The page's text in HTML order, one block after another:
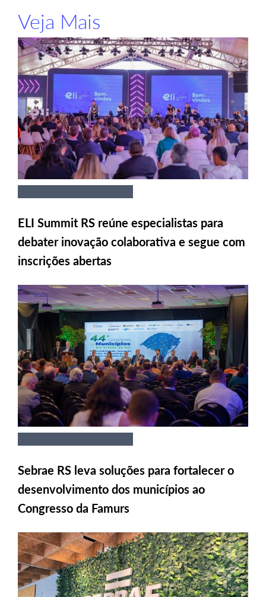
Veja Mais
ELI Summit RS reúne especialistas para
debater inovação colaborativa e segue com
inscrições abertas
Sebrae RS leva soluções para fortalecer o
desenvolvimento dos municípios ao
Congresso da Famurs